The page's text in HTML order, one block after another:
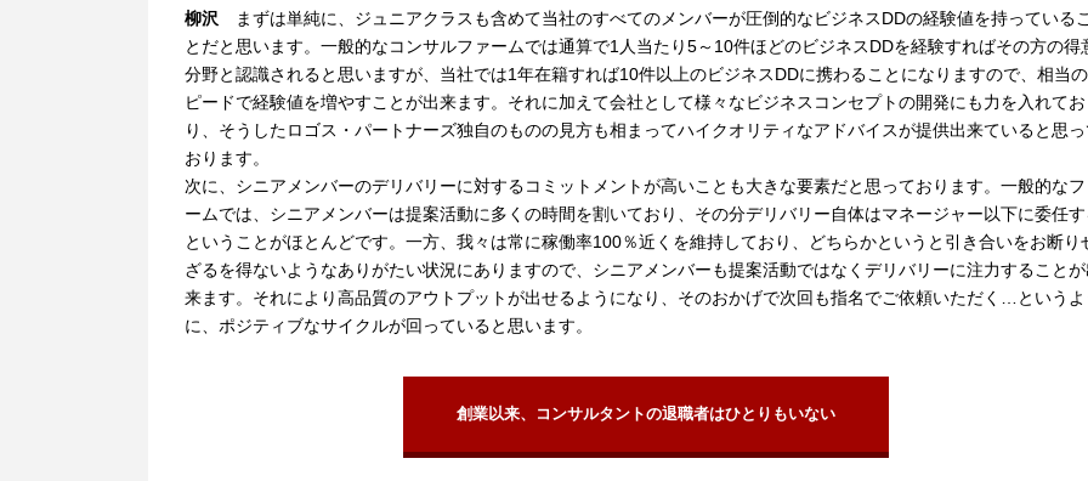
柳沢
まずは単純に、ジュニアクラスも含めて当社のすべてのメンバーが圧倒的なビジネスDDの経験値を持っているこ
とだと思います。一般的なコンサルファームでは通算で1人当たり5～10件ほどのビジネスDDを経験すればその方の得
分野と認識されると思いますが、当社では1年在籍すれば10件以上のビジネスDDに携わることになりますので、相当
ピードで経験値を増やすことが出来ます。それに加えて会社として様々なビジネスコンセプトの開発にも力を入れてお
り、そうしたロゴス・パートナーズ独自のものの見方も相まってハイクオリティなアドバイスが提供出来ていると思っ
おります。
次に、シニアメンバーのデリバリーに対するコミットメントが高いことも大きな要素だと思っております。一般的なフ
ームでは、シニアメンバーは提案活動に多くの時間を割いており、その分デリバリー自体はマネージャー以下に委任す
ということがほとんどです。一方、我々は常に稼働率100％近くを維持しており、どちらかというと引き合いをお断り
ざるを得ないようなありがたい状況にありますので、シニアメンバーも提案活動ではなくデリバリーに注力することが
来ます。それにより高品質のアウトプットが出せるようになり、そのおかげで次回も指名でご依頼いただく…というよ
に、ポジティブなサイクルが回っていると思います。
創業以来、コンサルタントの退職者はひとりもいない